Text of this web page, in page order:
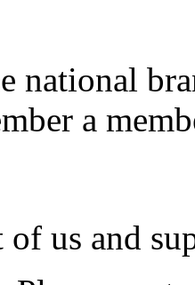
national
a
of us and